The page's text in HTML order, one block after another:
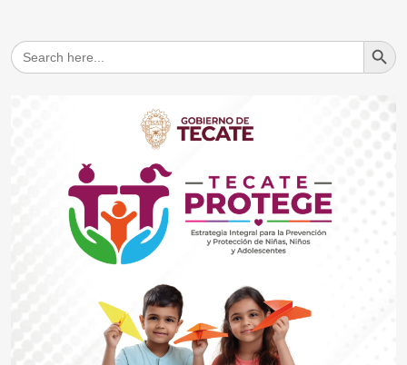
Search
for:
Search